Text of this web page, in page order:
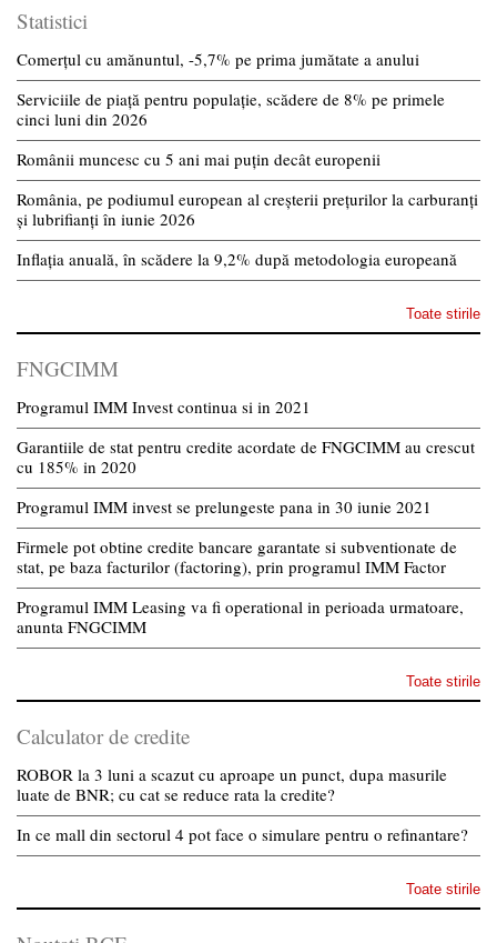
Statistici
Comerțul cu amănuntul, -5,7% pe prima jumătate a anului
Serviciile de piață pentru populație, scădere de 8% pe primele
cinci luni din 2026
Românii muncesc cu 5 ani mai puțin decât europenii
România, pe podiumul european al creșterii prețurilor la carburanți
și lubrifianți în iunie 2026
Inflația anuală, în scădere la 9,2% după metodologia europeană
Toate stirile
FNGCIMM
Programul IMM Invest continua si in 2021
Garantiile de stat pentru credite acordate de FNGCIMM au crescut
cu 185% in 2020
Programul IMM invest se prelungeste pana in 30 iunie 2021
Firmele pot obtine credite bancare garantate si subventionate de
stat, pe baza facturilor (factoring), prin programul IMM Factor
Programul IMM Leasing va fi operational in perioada urmatoare,
anunta FNGCIMM
Toate stirile
Calculator de credite
ROBOR la 3 luni a scazut cu aproape un punct, dupa masurile
luate de BNR; cu cat se reduce rata la credite?
In ce mall din sectorul 4 pot face o simulare pentru o refinantare?
Toate stirile